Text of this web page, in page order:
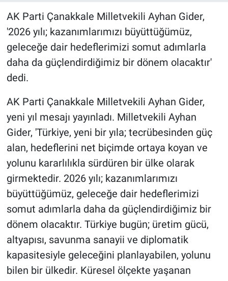
AK Parti Çanakkale Milletvekili Ayhan Gider,
'2026 yılı; kazanımlarımızı büyüttüğümüz,
geleceğe dair hedeflerimizi somut adımlarla
daha da güçlendirdiğimiz bir dönem olacaktır'
dedi.
AK Parti Çanakkale Milletvekili Ayhan Gider,
yeni yıl mesajı yayınladı. Milletvekili Ayhan
Gider, 'Türkiye, yeni bir yıla; tecrübesinden güç
alan, hedeflerini net biçimde ortaya koyan ve
yolunu kararlılıkla sürdüren bir ülke olarak
girmektedir. 2026 yılı; kazanımlarımızı
büyüttüğümüz, geleceğe dair hedeflerimizi
somut adımlarla daha da güçlendirdiğimiz bir
dönem olacaktır. Türkiye bugün; üretim gücü,
altyapısı, savunma sanayii ve diplomatik
kapasitesiyle geleceğini planlayabilen, yolunu
bilen bir ülkedir. Küresel ölçekte yaşanan